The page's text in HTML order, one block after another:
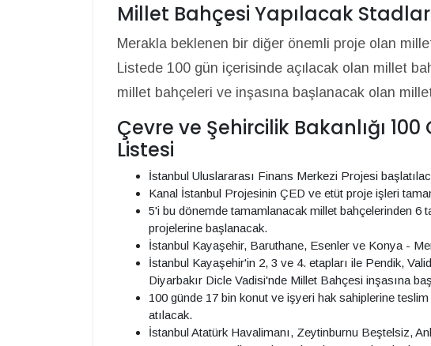
Millet Bahçesi Yapılacak Stadlar
Merakla beklenen bir diğer önemli proje olan
Listede 100 gün içerisinde açılacak olan millet
millet bahçeleri ve inşasına başlanacak olan
Çevre ve Şehircilik Bakanlığı
Listesi
İstanbul Uluslararası Finans Merkezi Projesi
Kanal İstanbul Projesinin ÇED ve etüt proje işleri
5'i bu dönemde tamamlanacak millet bahçelerinden 6
projelerine başlanacak.
İstanbul Kayaşehir, Baruthane, Esenler ve Konya -
İstanbul Kayaşehir'in 2, 3 ve 4. etapları ile Pendik,
Diyarbakır Dicle Vadisi'nde Millet Bahçesi inşasına
100 günde 17 bin konut ve işyeri hak sahiplerine
atılacak.
İstanbul Atatürk Havalimanı, Zeytinburnu Beştelsiz,